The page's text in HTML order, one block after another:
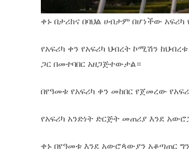
ቀኑ በታሪክና በባህል ሀብታም በሆነችው
የአፍሪካ ቀን የአፍሪካ ህብረት ኮሚሽን
ጋር በመተባበር አዘጋጅተውታል።
በየዓመቱ የአፍሪካ ቀን መከበር የጀመረው
የአፍሪካ አንድነት ድርጅት መጠሪያ እንደ
ቀኑ በየዓመቱ እንደ አውሮጳውያን አቆጣጠር